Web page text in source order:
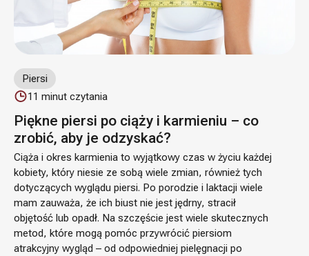
Piersi
11 minut czytania
Piękne piersi po ciąży i karmieniu – co
zrobić, aby je odzyskać?
Ciąża i okres karmienia to wyjątkowy czas w życiu każdej
kobiety, który niesie ze sobą wiele zmian, również tych
dotyczących wyglądu piersi. Po porodzie i laktacji wiele
mam zauważa, że ich biust nie jest jędrny, stracił
objętość lub opadł. Na szczęście jest wiele skutecznych
metod, które mogą pomóc przywrócić piersiom
atrakcyjny wygląd – od odpowiedniej pielęgnacji po